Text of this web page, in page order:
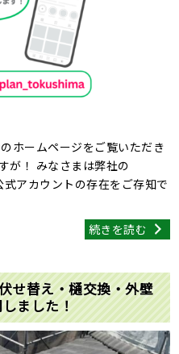
ホームページをご覧いただき
が！ みなさまは弊社の
アカウントの存在をご存知で
続きを読む
せ替え・樋交換・外壁
ました！